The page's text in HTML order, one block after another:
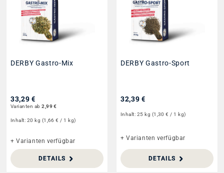
DERBY Gastro-Mix
33,29 €
Varianten ab 2,99 €
Inhalt: 20 kg (1,66 € / 1 kg)
+ Varianten verfügbar
DETAILS
DERBY Gastro-Sport
32,39 €
Inhalt: 25 kg (1,30 € / 1 kg)
+ Varianten verfügbar
DETAILS